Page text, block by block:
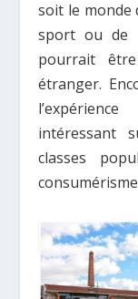
soit le monde
sport ou de
pourrait
étranger.
intéressant
classes